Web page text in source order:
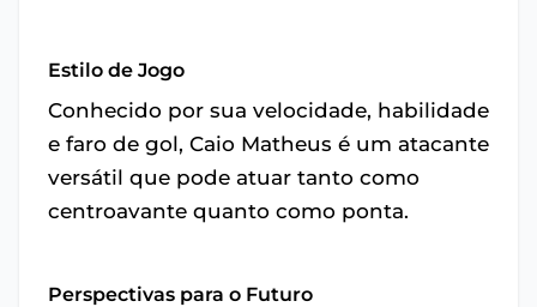
Estilo de Jogo
Conhecido por sua velocidade, habilidade
e faro de gol, Caio Matheus é um atacante
versátil que pode atuar tanto como
centroavante quanto como ponta.
Perspectivas para o Futuro